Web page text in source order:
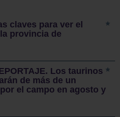
claves para ver el
provincia de
Los taurinos
de más de un
el campo en agosto y